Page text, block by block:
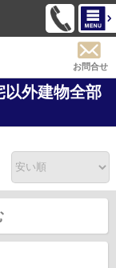
お問合せ
以外建物全部